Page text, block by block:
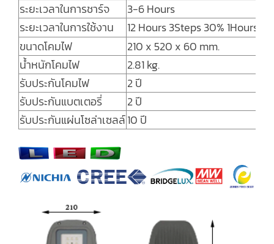
ระยะเวลาในการชาร์จ
3-6 Hours
ระยะเวลาในการใช้งาน
12 Hours 3Steps 30% 1Hours
ขนาดโคมไฟ
210 x 520 x 60 mm.
น้ำหนักโคมไฟ
2.81 kg.
รับประกันโคมไฟ
2 ปี
รับประกันแบตเตอรี่
2 ปี
รับประกันแผ่นโซล่าเซลล์10 ปี